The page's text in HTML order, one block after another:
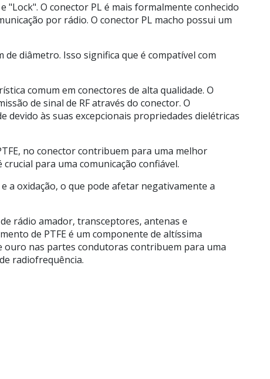
"Lock". O conector PL é mais formalmente conhecido
por rádio. O conector PL macho possui um
diâmetro. Isso significa que é compatível com
comum em conectores de alta qualidade. O
de sinal de RF através do conector. O
às suas excepcionais propriedades dielétricas
no conector contribuem para uma melhor
para uma comunicação confiável.
a oxidação, o que pode afetar negativamente a
rádio amador, transceptores, antenas e
de PTFE é um componente de altíssima
ouro nas partes condutoras contribuem para uma
radiofrequência.